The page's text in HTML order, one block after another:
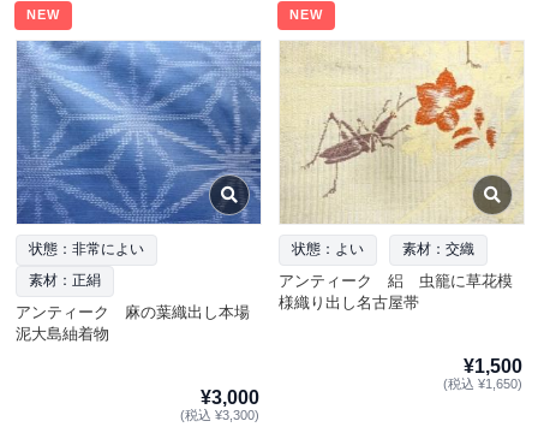
NEW
状態：非常によい
素材：正絹
アンティーク 麻の葉織出し本場
泥大島紬着物
¥3,000
(税込 ¥3,300)
NEW
状態：よい 素材：交織
アンティーク 絽 虫籠に草花模
様織り出し名古屋帯
¥1,500
(税込 ¥1,650)